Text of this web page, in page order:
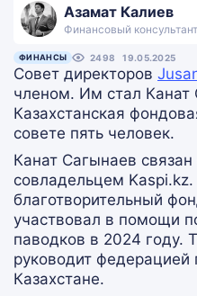
Азамат Калиев
Финансовый
ФИНАНСЫ 2498 19.05.2025
Совет директоров
членом. Им стал
Казахстанская
совете пять человек.
Канат Сагынаев
совладельцем
благотворительный
участвовал в помощи
паводков в 2024 году.
руководит федерацией
Казахстане.